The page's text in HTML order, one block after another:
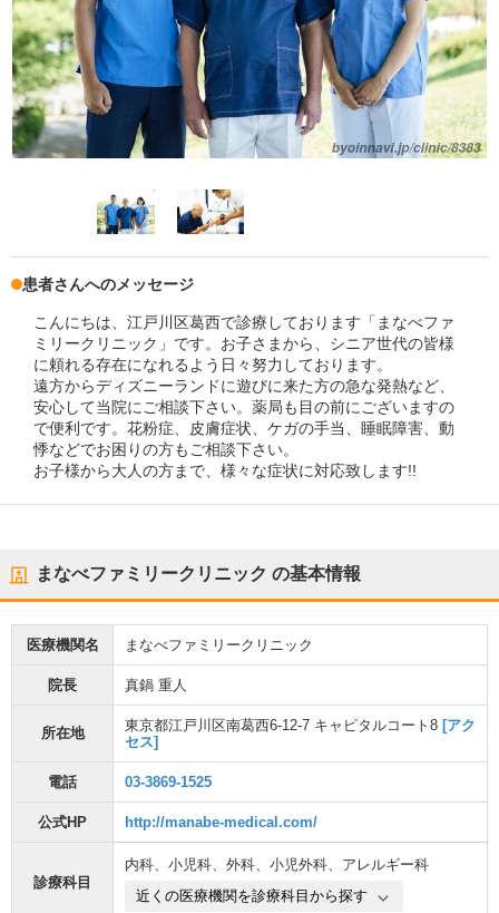
患者さんへのメッセージ
こんにちは、江戸川区葛西で診療しております「まなべファ
ミリークリニック」です。お子さまから、シニア世代の皆様
に頼れる存在になれるよう日々努力しております。
遠方からディズニーランドに遊びに来た方の急な発熱など、
安心して当院にご相談下さい。薬局も目の前にございますの
で便利です。花粉症、皮膚症状、ケガの手当、睡眠障害、動
悸などでお困りの方もご相談下さい。
お子様から大人の方まで、様々な症状に対応致します!!
まなべファミリークリニック の基本情報
医療機関名 まなべファミリークリニック
院長 真鍋 重人
所在地 東京都江戸川区南葛西6-12-7 キャピタルコート8 [アク
セス]
電話 03-3869-1525
公式HP http://manabe-medical.com/
診療科目
内科、 小児科、 外科、 小児外科、 アレルギー科
近くの医療機関を診療科目から探す